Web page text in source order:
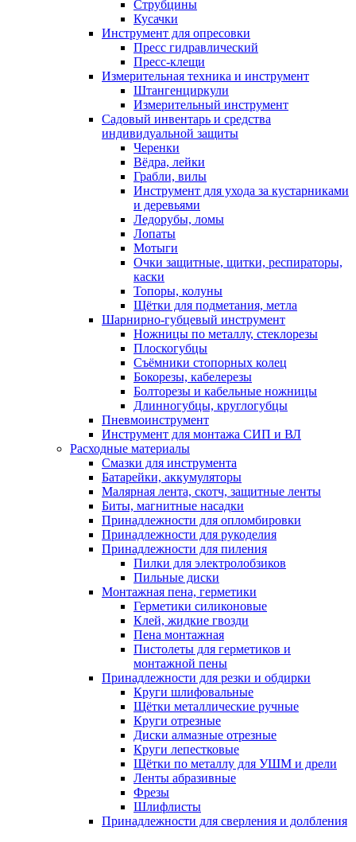
Струбцины
Кусачки
Инструмент для опресовки
Пресс гидравлический
Пресс-клещи
Измерительная техника и инструмент
Штангенциркули
Измерительный инструмент
Садовый инвентарь и средства
индивидуальной защиты
Черенки
Вёдра, лейки
Грабли, вилы
Инструмент для ухода за кустарниками
и деревьями
Ледорубы, ломы
Лопаты
Мотыги
Очки защитные, щитки, респираторы,
каски
Топоры, колуны
Щётки для подметания, метла
Шарнирно-губцевый инструмент
Ножницы по металлу, стеклорезы
Плоскогубцы
Съёмники стопорных колец
Бокорезы, кабелерезы
Болторезы и кабельные ножницы
Длинногубцы, круглогубцы
Пневмоинструмент
Инструмент для монтажа СИП и ВЛ
Расходные материалы
Смазки для инструмента
Батарейки, аккумуляторы
Малярная лента, скотч, защитные ленты
Биты, магнитные насадки
Принадлежности для опломбировки
Принадлежности для рукоделия
Принадлежности для пиления
Пилки для электролобзиков
Пильные диски
Монтажная пена, герметики
Герметики силиконовые
Клей, жидкие гвозди
Пена монтажная
Пистолеты для герметиков и
монтажной пены
Принадлежности для резки и обдирки
Круги шлифовальные
Щётки металлические ручные
Круги отрезные
Диски алмазные отрезные
Круги лепестковые
Щётки по металлу для УШМ и дрели
Ленты абразивные
Фрезы
Шлифлисты
Принадлежности для сверления и долбления